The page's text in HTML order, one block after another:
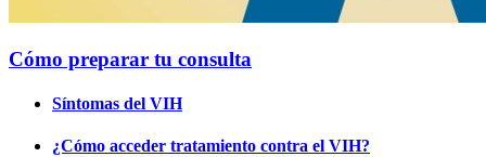
Cómo preparar tu consulta
Síntomas del VIH
¿Cómo acceder tratamiento contra el VIH?